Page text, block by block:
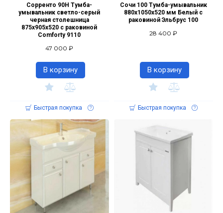
Сорренто 90Н Тумба-
умывальник светло-серый
черная столешница
875х905х520 с раковиной
Comforty 9110
47 000 ₽
В корзину
Быстрая покупка
Сочи 100 Тумба-умывальник
880х1050х520 мм Белый с
раковиной Эльбрус 100
28 400 ₽
В корзину
Быстрая покупка